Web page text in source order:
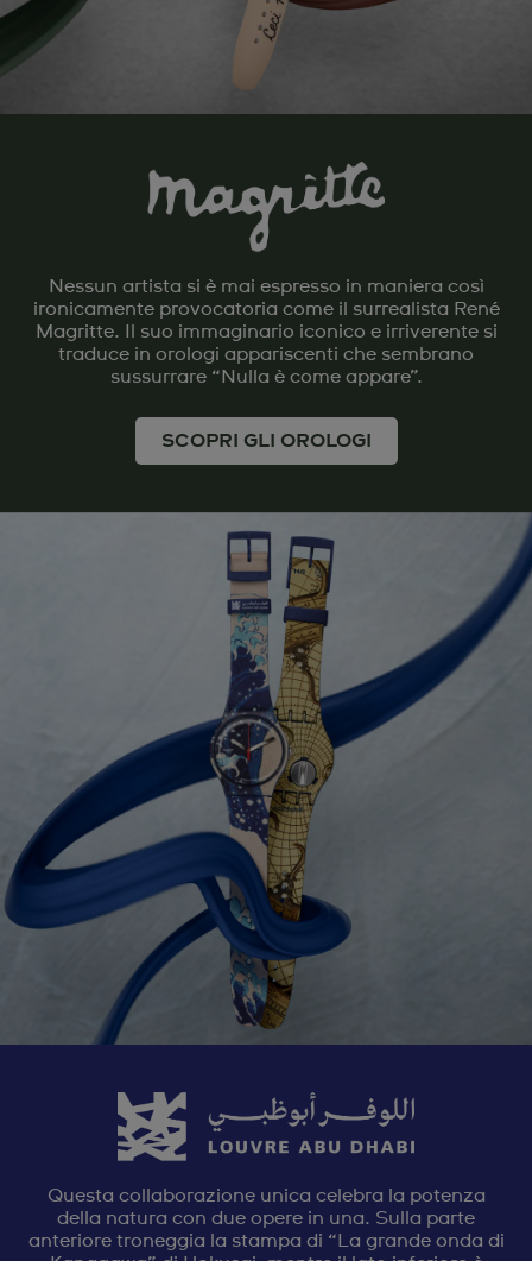
Nessun artista si è mai espresso in maniera così
ironicamente provocatoria come il surrealista René
Magritte. Il suo immaginario iconico e irriverente si
traduce in orologi appariscenti che sembrano
sussurrare “Nulla è come appare”.
SCOPRI GLI OROLOGI
Questa collaborazione unica celebra la potenza
della natura con due opere in una. Sulla parte
anteriore troneggia la stampa di “La grande onda di